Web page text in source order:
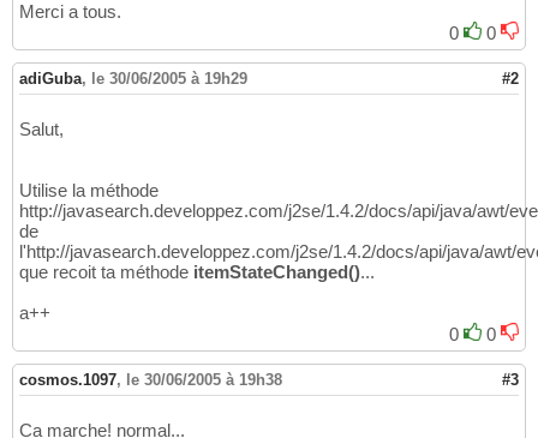
Merci a tous.
0
0
adiGuba, le 30/06/2005 à 19h29 #2
Salut,
Utilise la méthode
http://javasearch.developpez.com/j2se/1.4.2/docs/api/java/awt/
de
l'http://javasearch.developpez.com/j2se/1.4.2/docs/api/java/awt/
que recoit ta méthode itemStateChanged()...
a++
0
0
cosmos.1097, le 30/06/2005 à 19h38 #3
Ca marche! normal...